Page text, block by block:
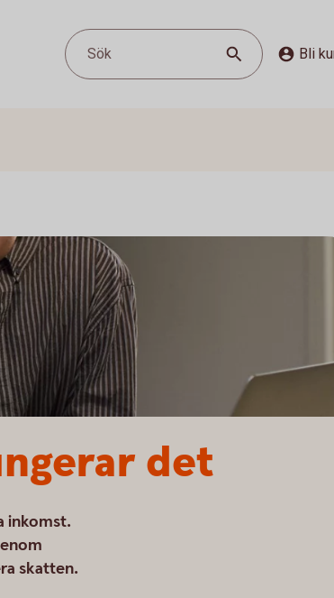
Sök Bli
det
inkomst.
skatten.